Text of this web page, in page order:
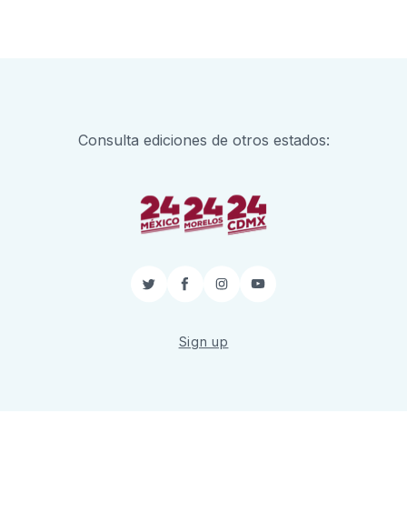
Consulta ediciones de otros estados:
TwitterFacebook
InstagramYouTube
Sign up